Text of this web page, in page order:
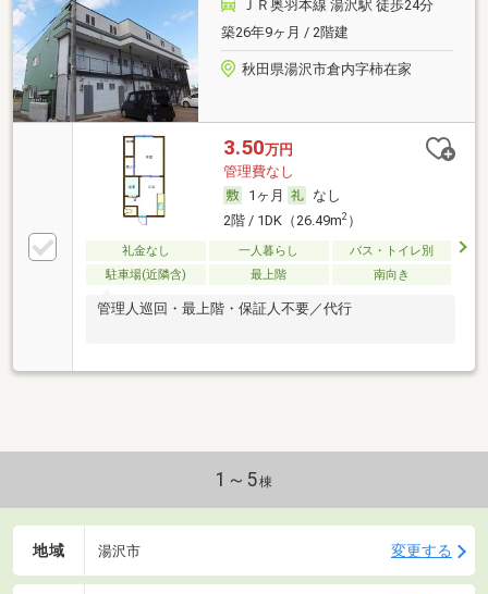
ＪＲ奥羽本線 湯沢駅 徒歩24分
築26年9ヶ月 / 2階建
秋田県湯沢市倉内字柿在家
3.50万円
管理費なし
1ヶ月
なし
2階 / 1DK（26.49m2）
礼金なし 一人暮らし
バス・トイレ別
駐車場(近隣含)
最上階 南向き
管理人巡回・最上階・保証人不要／代行
1～5棟
地域 湯沢市 変更する